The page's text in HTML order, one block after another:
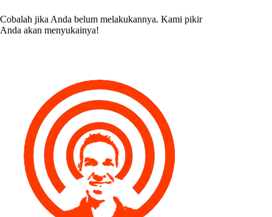
Cobalah jika Anda belum melakukannya. Kami pikir
Anda akan menyukainya!